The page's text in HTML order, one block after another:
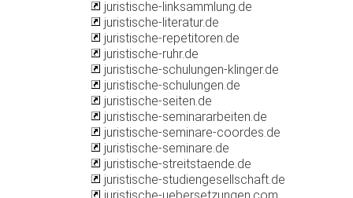
juristische-linksammlung.de
juristische-literatur.de
juristische-repetitoren.de
juristische-ruhr.de
juristische-schulungen-klinger.de
juristische-schulungen.de
juristische-seiten.de
juristische-seminararbeiten.de
juristische-seminare-coordes.de
juristische-seminare.de
juristische-streitstaende.de
juristische-studiengesellschaft.de